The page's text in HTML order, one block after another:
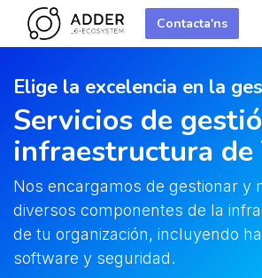
Contacta'ns
Elige la excelencia en la
Servicios de
infraestructura de
Nos encargamos de gestionar y
diversos componentes de la
de tu organización, incluyendo
software y seguridad. ​